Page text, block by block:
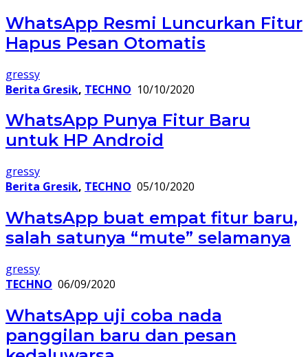
WhatsApp Resmi Luncurkan Fitur
Hapus Pesan Otomatis
gressy
Berita Gresik, TECHNO 10/10/2020
WhatsApp Punya Fitur Baru
untuk HP Android
gressy
Berita Gresik, TECHNO 05/10/2020
WhatsApp buat empat fitur baru,
salah satunya “mute” selamanya
gressy
TECHNO 06/09/2020
WhatsApp uji coba nada
panggilan baru dan pesan